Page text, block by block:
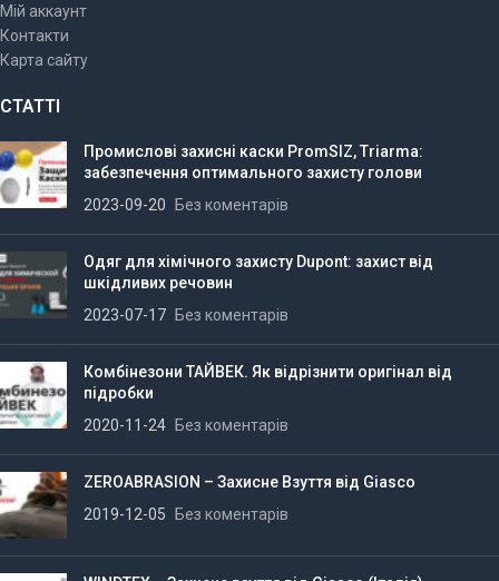
Мій аккаунт
Контакти
Карта сайту
СТАТТІ
Промислові захисні каски PromSIZ, Triarma:
забезпечення оптимального захисту голови
2023-09-20 Без коментарів
Одяг для хімічного захисту Dupont: захист від
шкідливих речовин
2023-07-17 Без коментарів
Комбінезони ТАЙВЕК. Як відрізнити оригінал від
підробки
2020-11-24 Без коментарів
ZEROABRASION – Захисне Взуття від Giasco
2019-12-05 Без коментарів